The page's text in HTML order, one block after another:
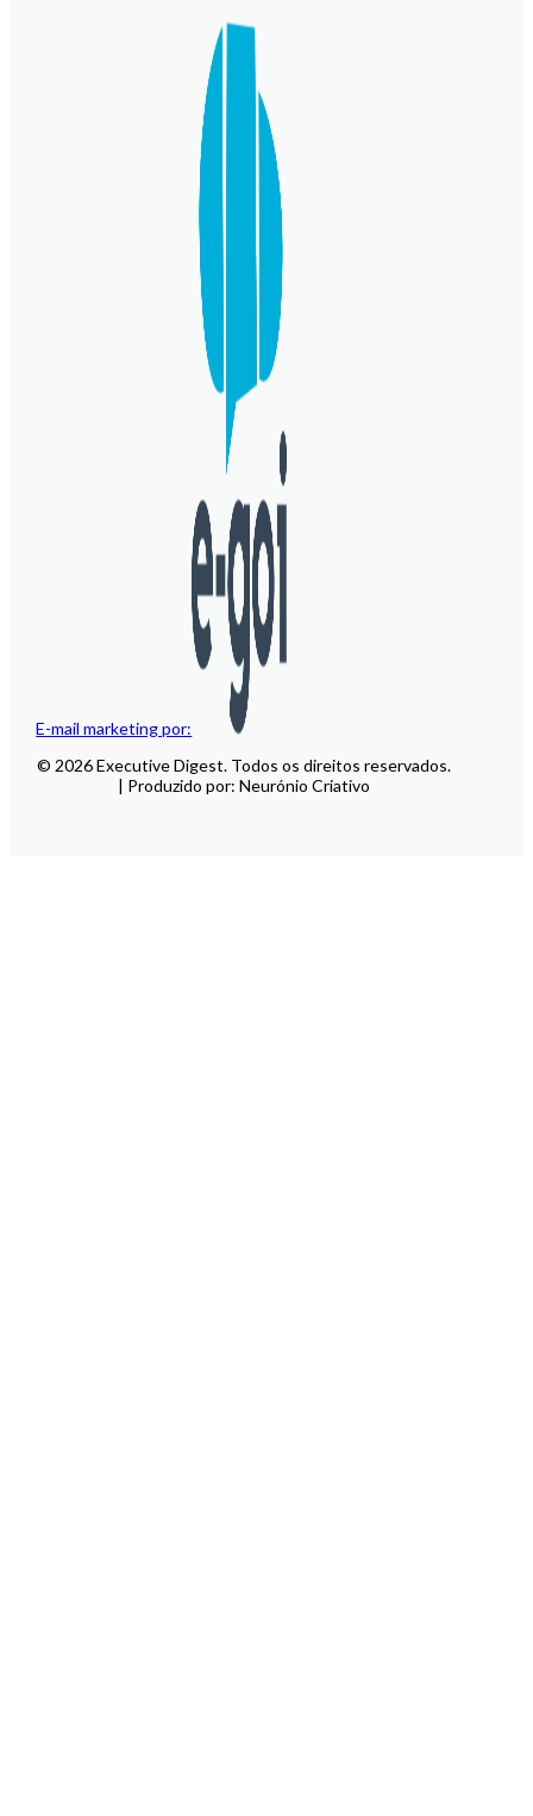
E-mail marketing por:
© 2026 Executive Digest. Todos os direitos reservados.
| Produzido por: Neurónio Criativo